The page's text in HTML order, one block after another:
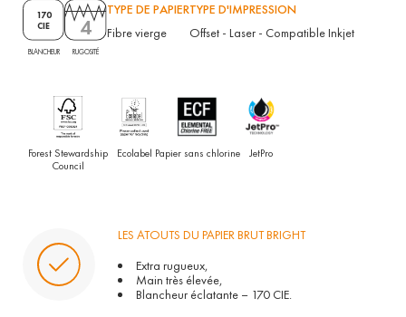
170
CIE
BLANCHEUR
4
RUGOSITÉ
TYPE DE PAPIER
Fibre vierge
TYPE D'IMPRESSION
Offset- Laser- Compatible Inkjet
Forest Stewardship
Council
Ecolabel Papier sans chlorine JetPro
LES ATOUTS DU PAPIER BRUT BRIGHT
Extra rugueux,
Main très élevée,
Blancheur éclatante – 170 CIE.